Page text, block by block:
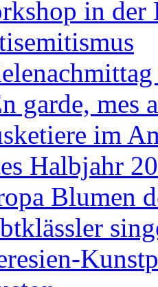
in der
garde, mes
im
Halbjahr
Blumen